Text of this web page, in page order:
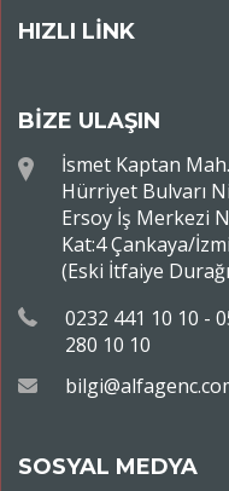
HIZLI LİNK
BİZE ULAŞIN
İsmet Kaptan Mah.
Hürriyet Bulvarı
Ersoy İş Merkezi
Kat:4 Çankaya/
(Eski İtfaiye
0232 441 10 10 -
280 10 10
SOSYAL MEDYA